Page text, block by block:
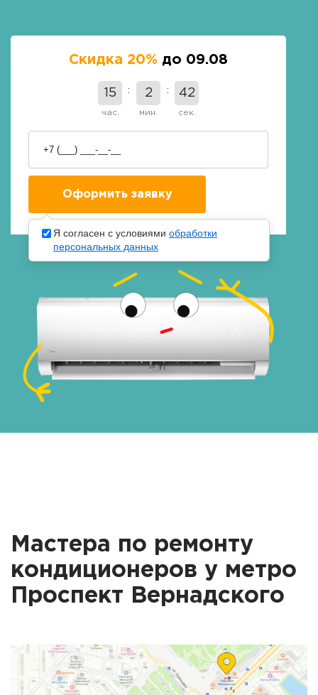
Скидка 20% до 09.08
15
час.
2
мин.
41
сек.
Мастера по ремонту
кондиционеров у метро
Проспект Вернадского
Я согласен с условиями обработки
персональных данных